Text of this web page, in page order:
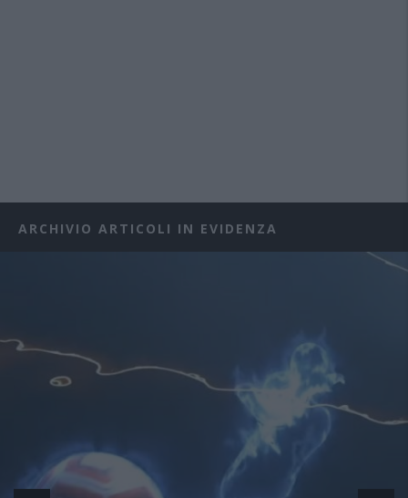
ARCHIVIO ARTICOLI IN EVIDENZA